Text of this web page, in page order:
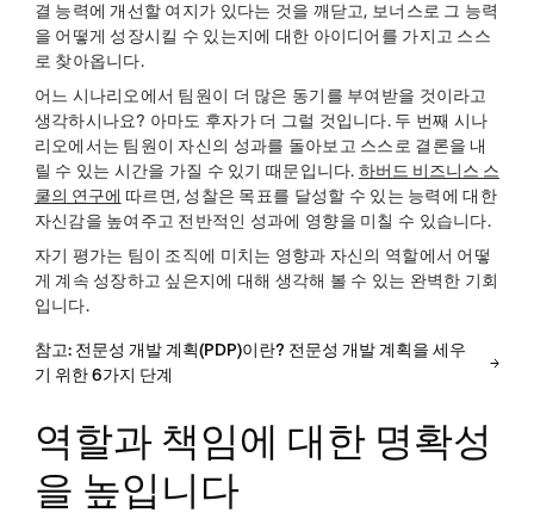
결 능력에 개선할 여지가 있다는 것을 깨닫고, 보너스로 그 능력
을 어떻게 성장시킬 수 있는지에 대한 아이디어를 가지고 스스
로 찾아옵니다.
어느 시나리오에서 팀원이 더 많은 동기를 부여받을 것이라고
생각하시나요? 아마도 후자가 더 그럴 것입니다. 두 번째 시나
리오에서는 팀원이 자신의 성과를 돌아보고 스스로 결론을 내
릴 수 있는 시간을 가질 수 있기 때문입니다. 하버드 비즈니스 스
쿨의 연구에 따르면, 성찰은 목표를 달성할 수 있는 능력에 대한
자신감을 높여주고 전반적인 성과에 영향을 미칠 수 있습니다.
자기 평가는 팀이 조직에 미치는 영향과 자신의 역할에서 어떻
게 계속 성장하고 싶은지에 대해 생각해 볼 수 있는 완벽한 기회
입니다.
참고: 전문성 개발 계획(PDP)이란? 전문성 개발 계획을 세우
기 위한 6가지 단계
역할과 책임에 대한 명확성
을 높입니다